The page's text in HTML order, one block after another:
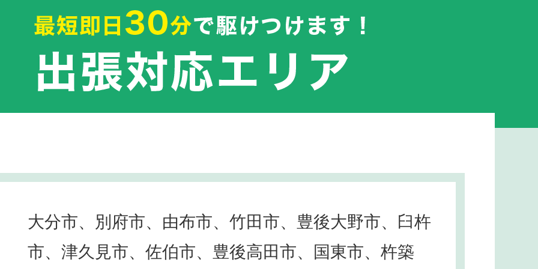
大分市、別府市、由布市、竹田市、豊後大野市、臼杵
市、津久見市、佐伯市、豊後高田市、国東市、杵築